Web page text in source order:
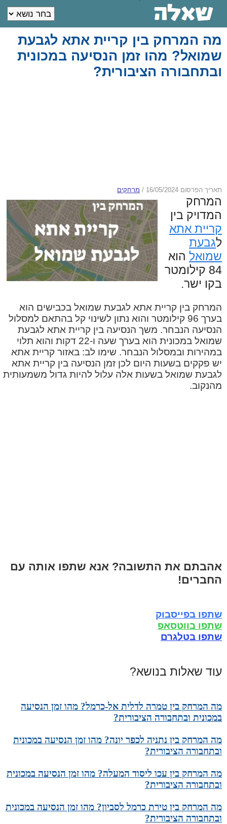
מה המרחק בין קריית אתא לגבעת
שמואל? מהו זמן הנסיעה במכונית
ובתחבורה הציבורית?
תאריך הפרסום 16/05/2024 / מרחקים
המרחק
המדויק בין
קריית אתא
לגבעת
שמואל הוא
84 קילומטר
בקו ישר.
המרחק בין קריית אתא לגבעת שמואל בכבישים הוא
בערך 96 קילומטר והוא נתון לשינוי קל בהתאם למסלול
הנסיעה הנבחר. משך הנסיעה בין קריית אתא לגבעת
שמואל במכונית הוא בערך שעה ו-22 דקות והוא תלוי
במהירות ובמסלול הנבחר. שימו לב: באזור קריית אתא
יש פקקים בשעות היום לכן זמן הנסיעה בין קריית אתא
לגבעת שמואל בשעות אלה עלול להיות גדול משמעותית
מהנקוב.
אהבתם את התשובה? אנא שתפו אותה עם
החברים!
שתפו בפייסבוק
שתפו בווטסאפ
שתפו בטלגרם
עוד שאלות בנושא?
מה המרחק בין טמרה לדלית אל-כרמל? מהו זמן הנסיעה
במכונית ובתחבורה הציבורית?
מה המרחק בין נתניה לכפר יונה? מהו זמן הנסיעה במכונית
ובתחבורה הציבורית?
מה המרחק בין עכו ליסוד המעלה? מהו זמן הנסיעה במכונית
ובתחבורה הציבורית?
מה המרחק בין טירת כרמל לסביון? מהו זמן הנסיעה במכונית
ובתחבורה הציבורית?